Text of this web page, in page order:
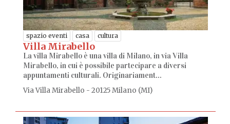
spazio eventi casa cultura
Villa Mirabello
La villa Mirabello è una villa di Milano, in via Villa
Mirabello, in cui è possibile partecipare a diversi
appuntamenti culturali. Originariament...
Via Villa Mirabello - 20125 Milano (MI)